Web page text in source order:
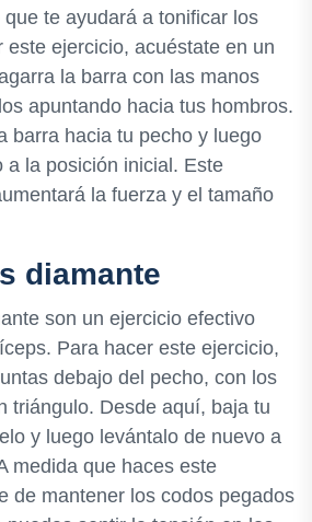
te ayudará a tonificar los
este ejercicio, acuéstate en un
la barra con las manos
apuntando hacia tus hombros.
barra hacia tu pecho y luego
a la posición inicial. Este
la fuerza y el tamaño
diamante
son un ejercicio efectivo
Para hacer este ejercicio,
debajo del pecho, con los
triángulo. Desde aquí, baja tu
y luego levántalo de nuevo a
medida que haces este
de mantener los codos pegados